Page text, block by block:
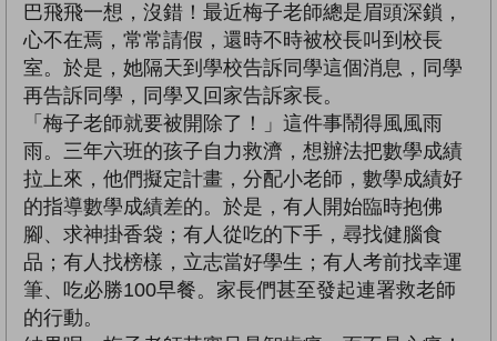
巴飛飛一想，沒錯！最近梅子老師總是眉頭深鎖，
心不在焉，常常請假，還時不時被校長叫到校長
室。於是，她隔天到學校告訴同學這個消息，同學
再告訴同學，同學又回家告訴家長。
「梅子老師就要被開除了！」這件事鬧得風風雨
雨。三年六班的孩子自力救濟，想辦法把數學成績
拉上來，他們擬定計畫，分配小老師，數學成績好
的指導數學成績差的。於是，有人開始臨時抱佛
腳、求神掛香袋；有人從吃的下手，尋找健腦食
品；有人找榜樣，立志當好學生；有人考前找幸運
筆、吃必勝100早餐。家長們甚至發起連署救老師
的行動。